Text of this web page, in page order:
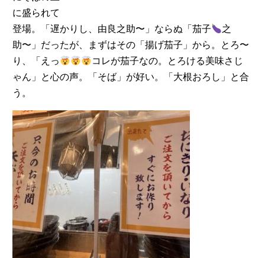
に盛られて
登場。「遅かりし、由良之助〜」ならぬ「茄子
之
助〜」だったが、まずはその「揚げ茄子」から。とろ〜
り、「えっ
コレが茄子なの。とろける美味さじ
ゃん」と心の声。「そば」が好い。「大根おろし」と合
う。